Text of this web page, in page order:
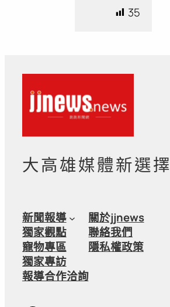
35
大高雄媒體新選擇
新聞報導
獨家觀點
寵物專區
獨家專訪
報導合作洽詢
關於jjnews
聯絡我們
隱私權政策